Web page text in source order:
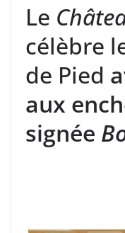
Le
célèbre
de Pied
aux
signée